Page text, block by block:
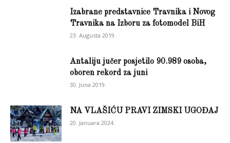
Izabrane predstavnice Travnika i Novog
Travnika na Izboru za fotomodel BiH
23. Augusta 2019.
Antaliju jučer posjetilo 90.989 osoba,
oboren rekord za juni
30. Juna 2019.
NA VLAŠIĆU PRAVI ZIMSKI UGOĐAJ
20. Januara 2024.